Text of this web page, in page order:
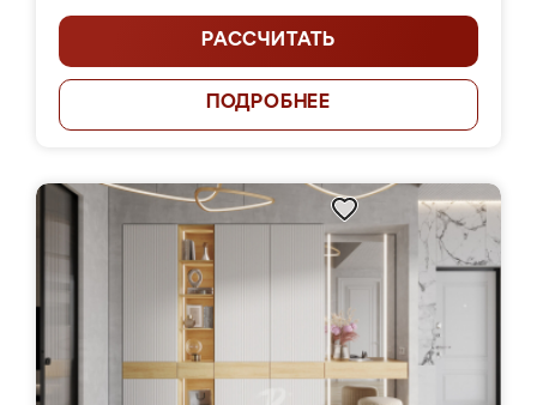
РАССЧИТАТЬ
ПОДРОБНЕЕ